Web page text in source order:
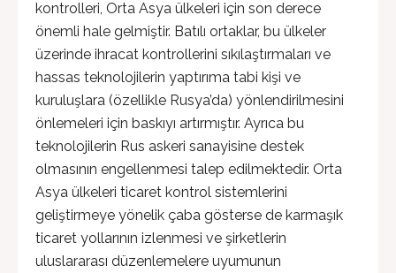
kontrolleri, Orta Asya ülkeleri için son derece
önemli hale gelmiştir. Batılı ortaklar, bu ülkeler
üzerinde ihracat kontrollerini sıkılaştırmaları ve
hassas teknolojilerin yaptırıma tabi kişi ve
kuruluşlara (özellikle Rusya’da) yönlendirilmesini
önlemeleri için baskıyı artırmıştır. Ayrıca bu
teknolojilerin Rus askeri sanayisine destek
olmasının engellenmesi talep edilmektedir. Orta
Asya ülkeleri ticaret kontrol sistemlerini
geliştirmeye yönelik çaba gösterse de karmaşık
ticaret yollarının izlenmesi ve şirketlerin
uluslararası düzenlemelere uyumunun